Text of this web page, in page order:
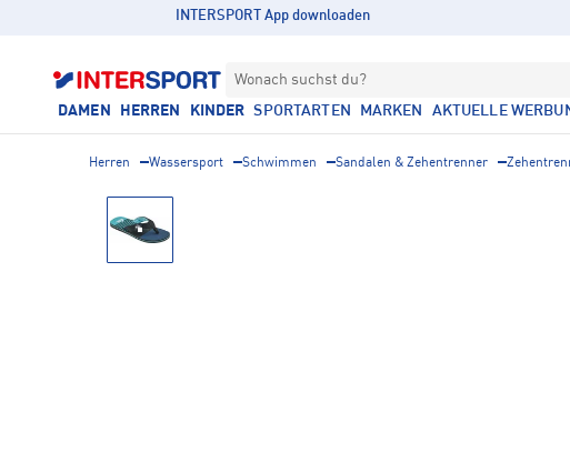
INTERSPORT App downloaden
Wonach suchst du?
DAMEN HERREN KINDER SPORTARTEN MARKEN AKTUELLE
Herren Wassersport Schwimmen Sandalen & Zehentrenner